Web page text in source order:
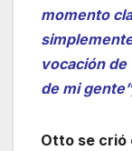
momento
vocación
de mi
Otto se crió